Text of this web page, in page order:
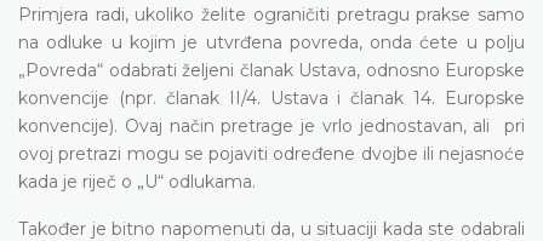
Primjera radi, ukoliko želite ograničiti pretragu prakse samo
na odluke u kojim je utvrđena povreda, onda ćete u polju
„Povreda“ odabrati željeni članak Ustava, odnosno Europske
konvencije (npr. članak II/4. Ustava i članak 14. Europske
konvencije). Ovaj način pretrage je vrlo jednostavan, ali pri
ovoj pretrazi mogu se pojaviti određene dvojbe ili nejasnoće
kada je riječ o „U“ odlukama.
Također je bitno napomenuti da, u situaciji kada ste odabrali